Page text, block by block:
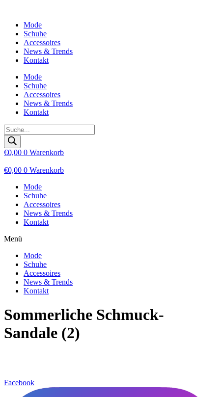
wechselnMode
Schuhe
Accessoires
News & Trends
Kontakt
Mode
Schuhe
Accessoires
News & Trends
Kontakt
Products
search
€0,00 0 Warenkorb
€0,00 0 Warenkorb
Mode
Schuhe
Accessoires
News & Trends
Kontakt
Menü
Mode
Schuhe
Accessoires
News & Trends
Kontakt
Sommerliche Schmuck-
Sandale (2)
Facebook